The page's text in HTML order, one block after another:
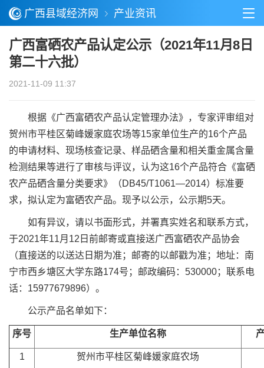
广西县域经济网 产业资讯
广西富硒农产品认定公示（2021年11月8日
第二十六批）
2021-11-09 11:37
根据《广西富硒农产品认定管理办法》，专家评审组对
贺州市平桂区菊峰媛家庭农场等15家单位生产的16个产品
的申请材料、现场核查记录、样品硒含量和相关重金属含量
检测结果等进行了审核与评议，认为这16个产品符合《富硒
农产品硒含量分类要求》（DB45/T1061—2014）标准要
求，拟认定为富硒农产品。现予以公示，公示期5天。
如有异议，请以书面形式，并署真实姓名和联系方式，
于2021年11月12日前邮寄或直接送广西富硒农产品协会
（直接送的以送达日期为准；邮寄的以邮戳为准；地址：南
宁市西乡塘区大学东路174号；邮政编码：530000；联系电
话：15977679896）。
公示产品名单如下：
序号 生产单位名称
1 贺州市平桂区菊峰媛家庭农场